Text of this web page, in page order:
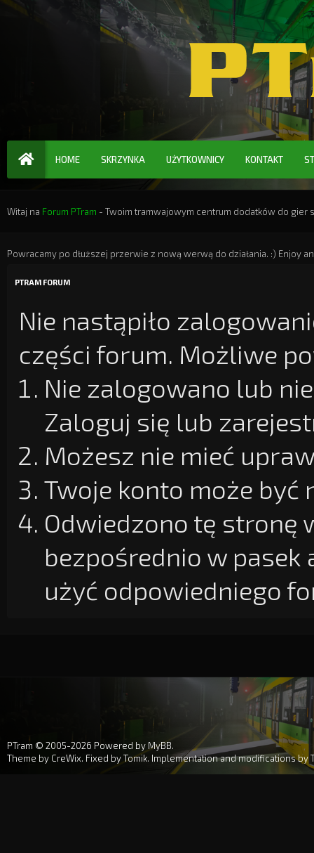
HOME SKRZYNKA UŻYTKOWNICY KONTAKT
Witaj na Forum PTram - Twoim tramwajowym centrum dodatków do gier
Powracamy po dłuższej przerwie z nową werwą do działania. :) Enjoy
PTRAM FORUM
Nie nastąpiło
części forum. Możliwe
Nie zalogowano lub
Zaloguj się lub
Możesz nie mieć
Twoje konto może
Odwiedzono tę stronę
bezpośrednio w
użyć odpowiedniego
PTram © 2005-2026 Powered by MyBB.
Theme by CreWix. Fixed byTomik. Implementation and modifications by